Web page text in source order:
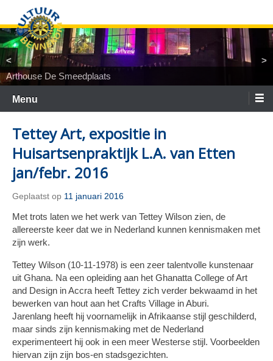
de
inhoud
Arthouse De Smeedplaats
Locatietheater ArtEZ
TiNaNiNaNi
Woest&Bijster
Tineke Roseboom en Peter Bouter
Spelgroep Bennekom. En toen waren er nul
< >
Menu
Tettey Art, expositie in
Huisartsenpraktijk L.A. van Etten
jan/febr. 2016
Geplaatst op 11 januari 2016
Met trots laten we het werk van Tettey Wilson zien, de
allereerste keer dat we in Nederland kunnen kennismaken met
zijn werk.
Tettey Wilson (10-11-1978) is een zeer talentvolle kunstenaar
uit Ghana. Na een opleiding aan het Ghanatta College of Art
and Design in Accra heeft Tettey zich verder bekwaamd in het
bewerken van hout aan het Crafts Village in Aburi.
Jarenlang heeft hij voornamelijk in Afrikaanse stijl geschilderd,
maar sinds zijn kennismaking met de Nederland
experimenteert hij ook in een meer Westerse stijl. Voorbeelden
hiervan zijn zijn bos-en stadsgezichten.